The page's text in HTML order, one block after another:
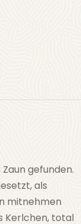
gefunden.
als
mitnehmen
Kerlchen, total